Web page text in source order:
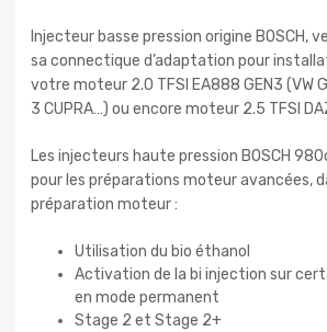
Injecteur basse pression origine BOSCH,
sa connectique d’adaptation pour
votre moteur 2.0 TFSI EA888 GEN3 (VW
3 CUPRA…) ou encore moteur 2.5 TFSI
Les injecteurs haute pression BOSCH
pour les préparations moteur avancées,
préparation moteur :
Utilisation du bio éthanol
Activation de la bi injection sur
en mode permanent
Stage 2 et Stage 2+